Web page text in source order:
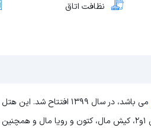
نظافت اتاق
می باشد، در سال ۱۳۹۹
خیابان رودکی قرارگرفته‌است، و به مراکزی خریدی از جمله پردیس ۱و۲، کیش